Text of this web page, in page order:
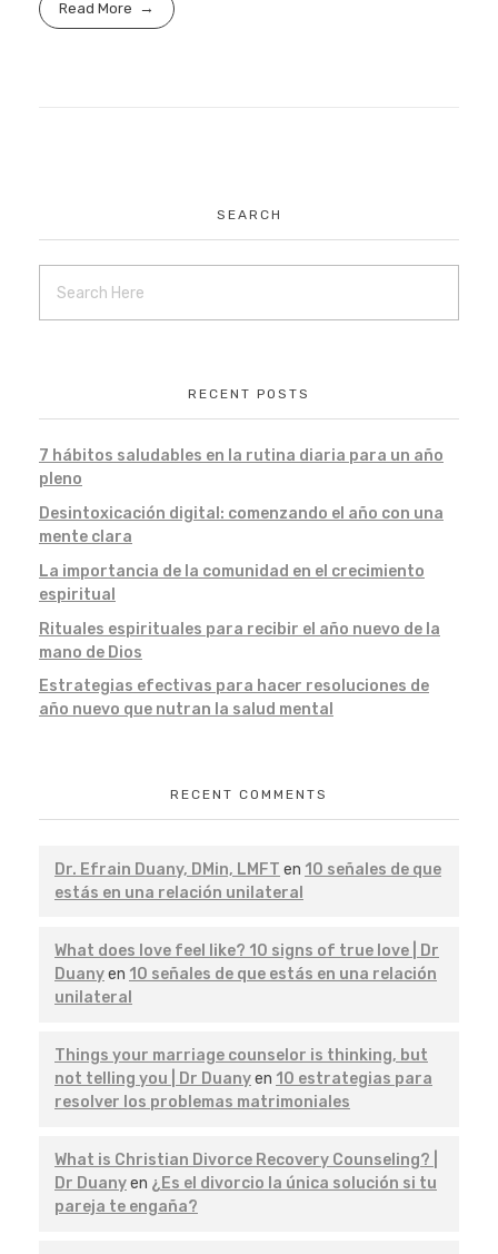
Read More
SEARCH
RECENT POSTS
7 hábitos saludables en la rutina diaria para un año
pleno
Desintoxicación digital: comenzando el año con una
mente clara
La importancia de la comunidad en el crecimiento
espiritual
Rituales espirituales para recibir el año nuevo de la
mano de Dios
Estrategias efectivas para hacer resoluciones de
año nuevo que nutran la salud mental
RECENT COMMENTS
Dr. Efrain Duany, DMin, LMFT en 10 señales de que
estás en una relación unilateral
What does love feel like? 10 signs of true love | Dr
Duanyen 10 señales de que estás en una relación
unilateral
Things your marriage counselor is thinking, but
not telling you | Dr Duanyen 10 estrategias para
resolver los problemas matrimoniales
What is Christian Divorce Recovery Counseling? |
Dr Duanyen ¿Es el divorcio la única solución si tu
pareja te engaña?